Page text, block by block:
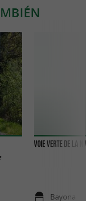
Voie Verte de la
Bayona